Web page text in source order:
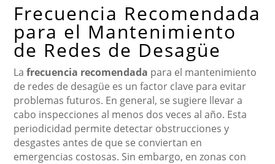
Frecuencia Recomendada
para el Mantenimiento
de Redes de Desagüe
Lafrecuencia recomendada para el mantenimiento
de redes de desagüe es un factor clave para evitar
problemas futuros. En general, se sugiere llevar a
cabo inspecciones al menos dos veces al año. Esta
periodicidad permite detectar obstrucciones y
desgastes antes de que se conviertan en
emergencias costosas. Sin embargo, en zonas con